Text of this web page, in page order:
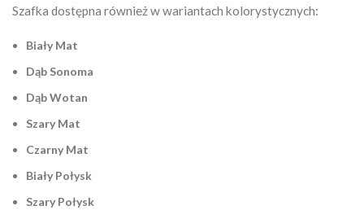
Szafka dostępna również w wariantach kolorystycznych:
Biały Mat
Dąb Sonoma
Dąb Wotan
Szary Mat
Czarny Mat
Biały Połysk
Szary Połysk